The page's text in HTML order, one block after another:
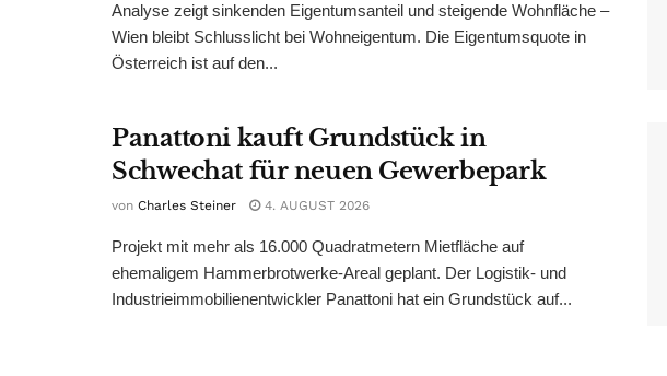
Analyse zeigt sinkenden Eigentumsanteil und steigende Wohnfläche –
Wien bleibt Schlusslicht bei Wohneigentum. Die Eigentumsquote in
Österreich ist auf den...
Panattoni kauft Grundstück in
Schwechat für neuen Gewerbepark
von Charles Steiner 4. AUGUST 2026
Projekt mit mehr als 16.000 Quadratmetern Mietfläche auf
ehemaligem Hammerbrotwerke-Areal geplant. Der Logistik- und
Industrieimmobilienentwickler Panattoni hat ein Grundstück auf...